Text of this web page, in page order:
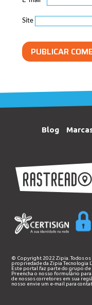
Site
Blog
© Copyright 2022 Zipia. Todos
propriedade daZipia Tecnologia
Este portal faz parte do grupo de
Preencha o nosso formulário
de nossos corretores em sua
nosso envie um e-mail para